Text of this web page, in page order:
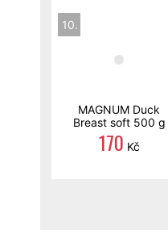
10.
MAGNUM Duck
Breast soft 500 g
170 Kč